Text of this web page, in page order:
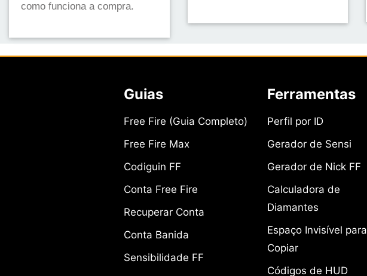
como funciona a compra.
Guias
Free Fire (Guia Completo)
Free Fire Max
Codiguin FF
Conta Free Fire
Recuperar Conta
Conta Banida
Sensibilidade FF
Ferramentas
Perfil por ID
Gerador de Sensi
Gerador de Nick FF
Calculadora de
Diamantes
Espaço Invisível para
Copiar
Códigos de HUD